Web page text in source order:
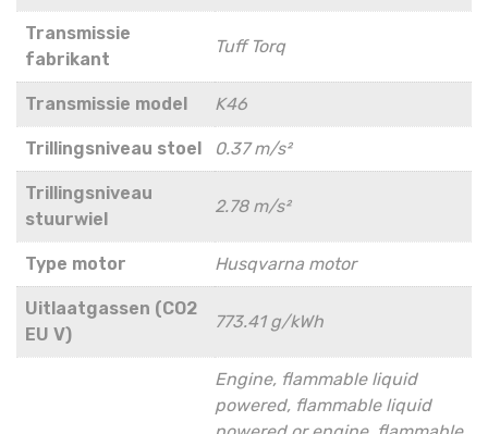
Transmissie
fabrikant
Tuff Torq
Transmissie model K46
Trillingsniveau stoel 0.37 m/s²
Trillingsniveau
stuurwiel
2.78 m/s²
Type motor Husqvarna motor
Uitlaatgassen (CO2
EU V)
773.41 g/kWh
Engine, flammable liquid
powered, flammable liquid